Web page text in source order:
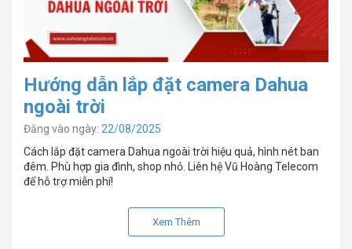
Hướng dẫn lắp đặt camera Dahua
ngoài trời
Đăng vào ngày: 22/08/2025
Cách lắp đặt camera Dahua ngoài trời hiệu quả, hình nét ban
đêm. Phù hợp gia đình, shop nhỏ. Liên hệ Vũ Hoàng Telecom
để hỗ trợ miễn phí!
Xem Thêm